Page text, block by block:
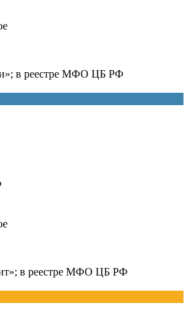
в реестре МФО ЦБ РФ
в реестре МФО ЦБ РФ